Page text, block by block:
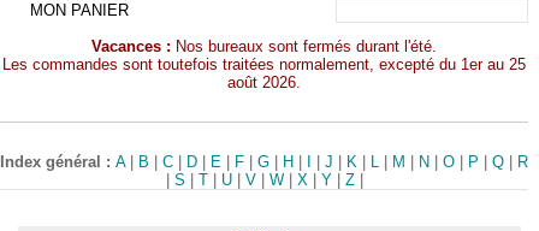
MON PANIER
Vacances : Nos bureaux sont fermés durant l'été.
Les commandes sont toutefois traitées normalement, excepté du 1er au 25
août 2026.
Index général :A| B |C D E F |G H |J K L M N |O P |Q
R
S T| U| V| W| X| Y| Z|